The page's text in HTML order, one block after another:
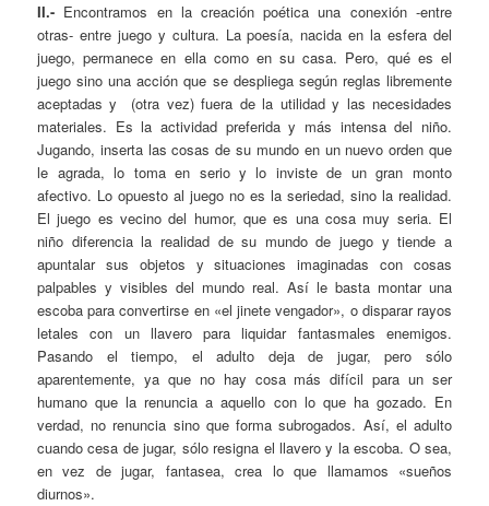
II.- Encontramos en la creación poética una conexión -entre
otras- entre juego y cultura. La poesía, nacida en la esfera del
juego, permanece en ella como en su casa. Pero, qué es el
juego sino una acción que se despliega según reglas libremente
aceptadas y (otra vez) fuera de la utilidad y las necesidades
materiales. Es la actividad preferida y más intensa del niño.
Jugando, inserta las cosas de su mundo en un nuevo orden que
le agrada, lo toma en serio y lo inviste de un gran monto
afectivo. Lo opuesto al juego no es la seriedad, sino la realidad.
El juego es vecino del humor, que es una cosa muy seria. El
niño diferencia la realidad de su mundo de juego y tiende a
apuntalar sus objetos y situaciones imaginadas con cosas
palpables y visibles del mundo real. Así le basta montar una
escoba para convertirse en «el jinete vengador», o disparar rayos
letales con un llavero para liquidar fantasmales enemigos.
Pasando el tiempo, el adulto deja de jugar, pero sólo
aparentemente, ya que no hay cosa más difícil para un ser
humano que la renuncia a aquello con lo que ha gozado. En
verdad, no renuncia sino que forma subrogados. Así, el adulto
cuando cesa de jugar, sólo resigna el llavero y la escoba. O sea,
en vez de jugar, fantasea, crea lo que llamamos «sueños
diurnos».